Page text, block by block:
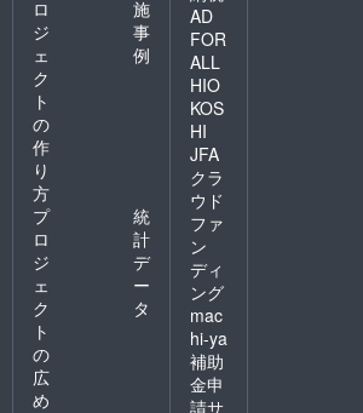
ロ
ジ
ェ
ク
ト
の
作
り
方
施
事
例
プ
ロ
ジ
ェ
ク
ト
の
広
め
統
計
デ
ー
タ
AD
FOR
ALL
HIO
KOS
HI
JFA
クラ
ウド
ファ
ン
ディ
ング
mac
hi-ya
補助
金申
請サ